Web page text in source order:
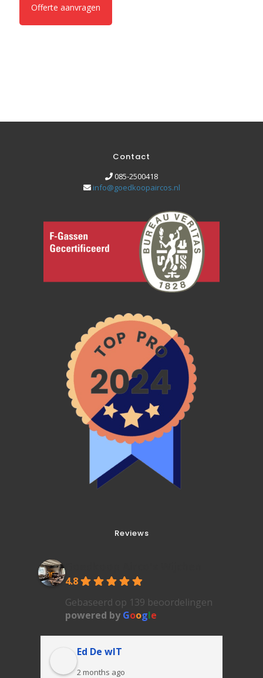
Contact
085-2500418
info@goedkoopaircos.nl
Reviews
4.8
Gebaseerd op 139 beoordelingen
powered byGoogle
Ed De wIT
2 months ago